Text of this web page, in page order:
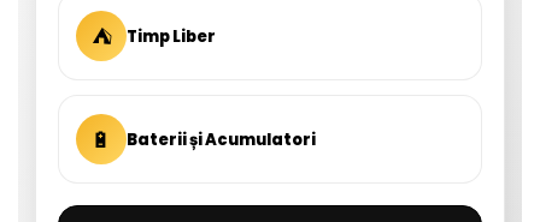
⛺ Timp Liber
🔋 Baterii și Acumulatori